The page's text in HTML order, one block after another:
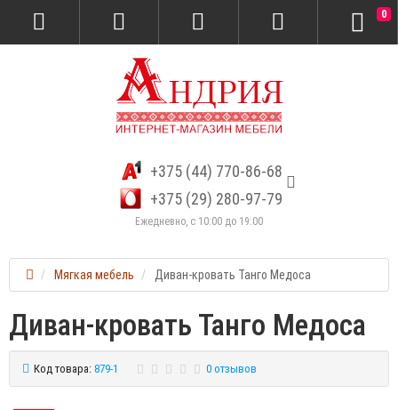
+375 (44) 770-86-68
+375 (29) 280-97-79
Ежедневно, с 10:00 до 19:00
0
Мягкая мебель Диван-кровать Танго Медоса
Диван-кровать Танго Медоса
Код товара: 879-1 0 отзывов